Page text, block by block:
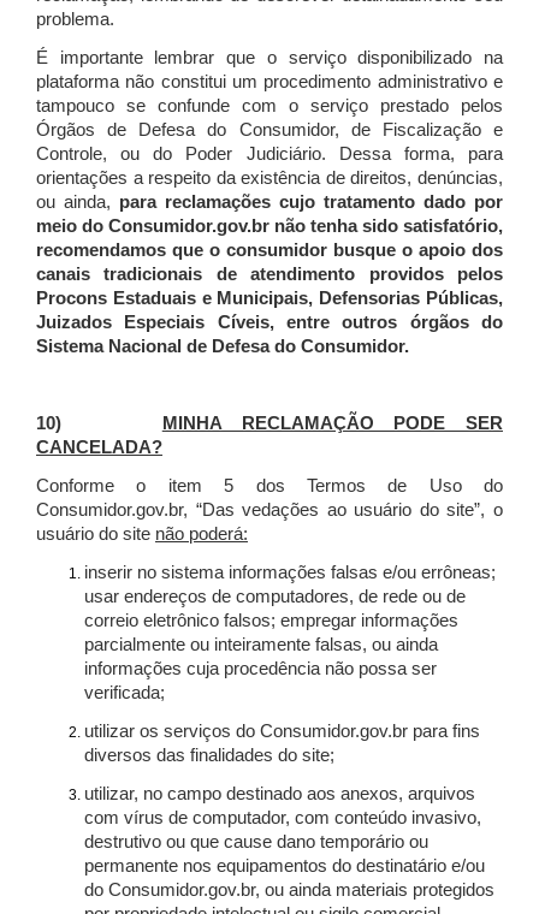
problema.
É importante lembrar que o serviço disponibilizado na
plataforma não constitui um procedimento administrativo e
tampouco se confunde com o serviço prestado pelos
Órgãos de Defesa do Consumidor, de Fiscalização e
Controle, ou do Poder Judiciário. Dessa forma, para
orientações a respeito da existência de direitos, denúncias,
ou ainda, para reclamações cujo tratamento dado por
meio do Consumidor.gov.br não tenha sido satisfatório,
recomendamos que o consumidor busque o apoio dos
canais tradicionais de atendimento providos pelos
Procons Estaduais e Municipais, Defensorias Públicas,
Juizados Especiais Cíveis, entre outros órgãos do
Sistema Nacional de Defesa do Consumidor.
10)
MINHA RECLAMAÇÃO PODE SER
CANCELADA?
Conforme o item 5 dos Termos de Uso do
Consumidor.gov.br, “Das vedações ao usuário do site”, o
usuário do site não poderá:
inserir no sistema informações falsas e/ou errôneas;
usar endereços de computadores, de rede ou de
correio eletrônico falsos; empregar informações
parcialmente ou inteiramente falsas, ou ainda
informações cuja procedência não possa ser
verificada;
utilizar os serviços do Consumidor.gov.br para fins
diversos das finalidades do site;
utilizar, no campo destinado aos anexos, arquivos
com vírus de computador, com conteúdo invasivo,
destrutivo ou que cause dano temporário ou
permanente nos equipamentos do destinatário e/ou
do Consumidor.gov.br, ou ainda materiais protegidos